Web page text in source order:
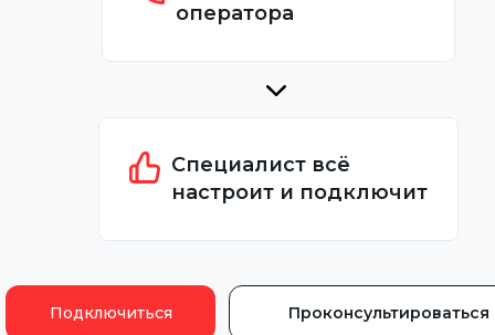
оператора
Специалист всё
настроит и подключит
Подключиться Проконсультироваться